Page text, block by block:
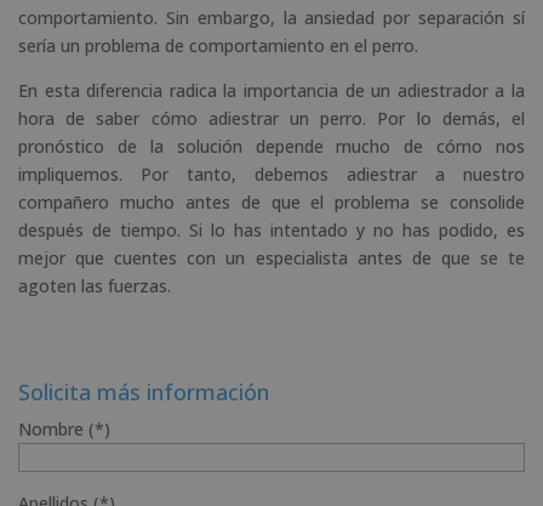
comportamiento. Sin embargo, la ansiedad por separación sí
sería un problema de comportamiento en el perro.
En esta diferencia radica la importancia de un adiestrador a la
hora de saber cómo adiestrar un perro. Por lo demás, el
pronóstico de la solución depende mucho de cómo nos
impliquemos. Por tanto, debemos adiestrar a nuestro
compañero mucho antes de que el problema se consolide
después de tiempo. Si lo has intentado y no has podido, es
mejor que cuentes con un especialista antes de que se te
agoten las fuerzas.
Solicita más información
Nombre (*)